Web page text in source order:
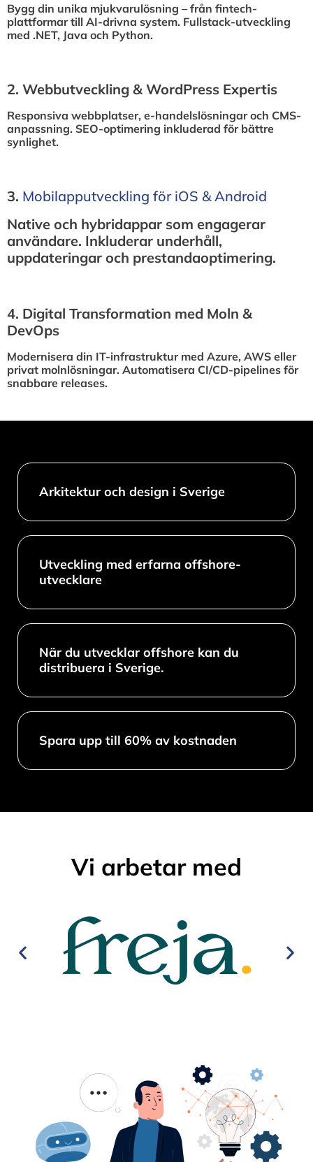
Bygg din unika mjukvarulösning – från fintech-
plattformar till AI-drivna system. Fullstack-utveckling
med .NET, Java och Python.
2.⁠ ⁠Webbutveckling & WordPress Expertis
Responsiva webbplatser, e-handelslösningar och CMS-
anpassning. SEO-optimering inkluderad för bättre
synlighet.
3.⁠ ⁠Mobilapputveckling för iOS & Android
Native och hybridappar som engagerar
användare. Inkluderar underhåll,
uppdateringar och prestandaoptimering.
4.⁠ ⁠Digital Transformation med Moln &
DevOps
Modernisera din IT-infrastruktur med Azure, AWS eller
privat molnlösningar. Automatisera CI/CD-pipelines för
snabbare releases.
Arkitektur och design i Sverige​
Utveckling med erfarna offshore-
utvecklare
När du utvecklar offshore kan du
distribuera i Sverige.
Spara upp till 60% av kostnaden
Vi arbetar med